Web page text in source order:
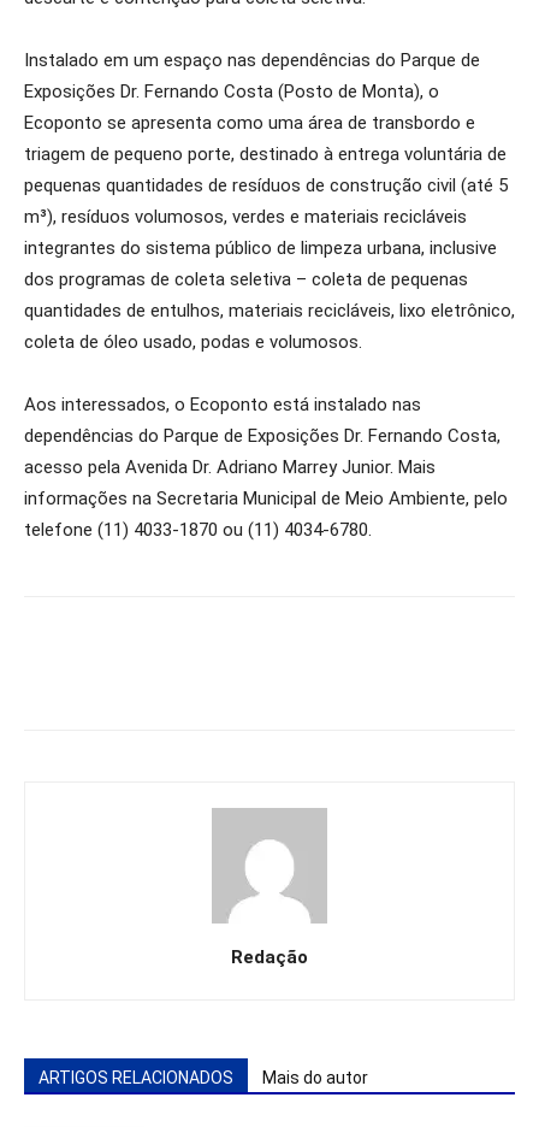
Instalado em um espaço nas dependências do Parque de
Exposições Dr. Fernando Costa (Posto de Monta), o
Ecoponto se apresenta como uma área de transbordo e
triagem de pequeno porte, destinado à entrega voluntária de
pequenas quantidades de resíduos de construção civil (até 5
m³), resíduos volumosos, verdes e materiais recicláveis
integrantes do sistema público de limpeza urbana, inclusive
dos programas de coleta seletiva – coleta de pequenas
quantidades de entulhos, materiais recicláveis, lixo eletrônico,
coleta de óleo usado, podas e volumosos.
Aos interessados, o Ecoponto está instalado nas
dependências do Parque de Exposições Dr. Fernando Costa,
acesso pela Avenida Dr. Adriano Marrey Junior. Mais
informações na Secretaria Municipal de Meio Ambiente, pelo
telefone (11) 4033-1870 ou (11) 4034-6780.
Redação
ARTIGOS RELACIONADOS Mais do autor